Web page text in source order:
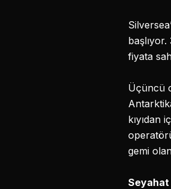
fiyata
Üçüncü
kıyıdan
gemi